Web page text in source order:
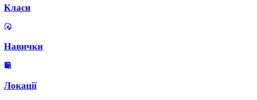
Класи
Навички
Локації